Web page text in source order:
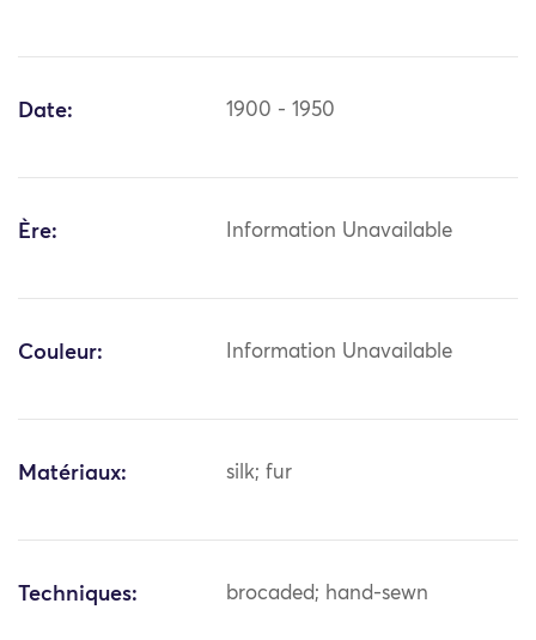
Date: 1900 - 1950
Ère: Information Unavailable
Couleur: Information Unavailable
Matériaux: silk; fur
Techniques: brocaded; hand-sewn